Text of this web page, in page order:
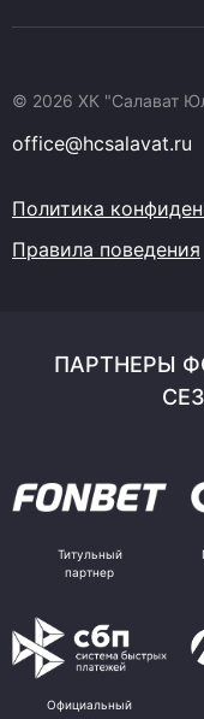
© 2026 ХК "Салават
office@hcsalavat.ru
Политика
Правила поведения
ПАРТНЕРЫ
Титульный
партнер
Официальный